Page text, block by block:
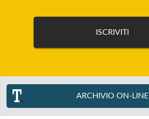
ARCHIVIO ON-LINE